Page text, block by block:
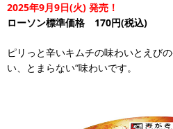
2025年9月9日(火) 発売！
ローソン標準価格 170円(税込)
ピリっと辛いキムチの味わいとえび
い、とまらない“味わいです。